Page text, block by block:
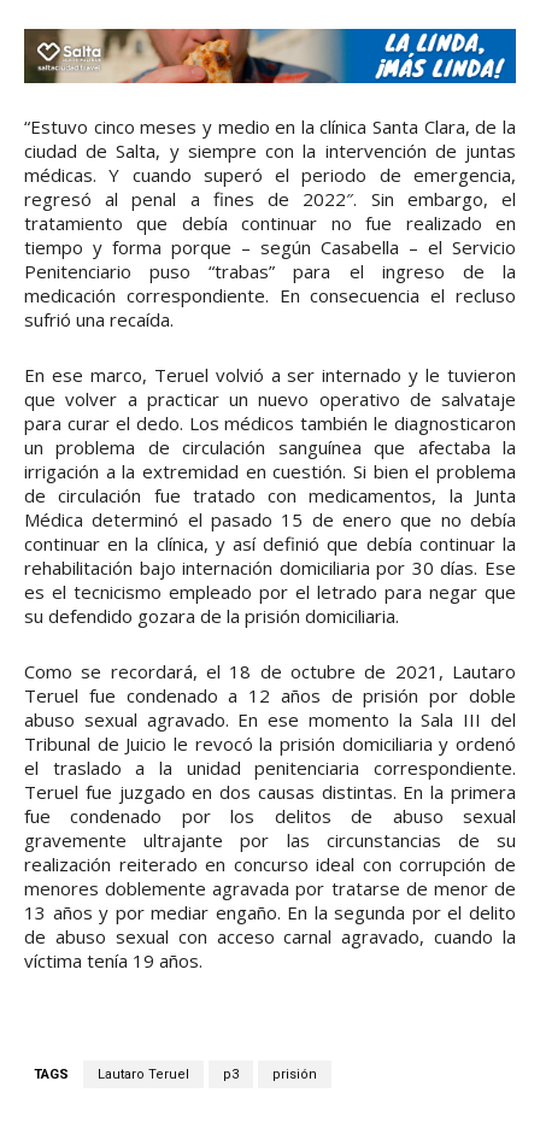
“Estuvo cinco meses y medio en la clínica Santa Clara, de la
ciudad de Salta, y siempre con la intervención de juntas
médicas. Y cuando superó el periodo de emergencia,
regresó al penal a fines de 2022″. Sin embargo, el
tratamiento que debía continuar no fue realizado en
tiempo y forma porque – según Casabella – el Servicio
Penitenciario puso “trabas” para el ingreso de la
medicación correspondiente. En consecuencia el recluso
sufrió una recaída.
En ese marco, Teruel volvió a ser internado y le tuvieron
que volver a practicar un nuevo operativo de salvataje
para curar el dedo. Los médicos también le diagnosticaron
un problema de circulación sanguínea que afectaba la
irrigación a la extremidad en cuestión. Si bien el problema
de circulación fue tratado con medicamentos, la Junta
Médica determinó el pasado 15 de enero que no debía
continuar en la clínica, y así definió que debía continuar la
rehabilitación bajo internación domiciliaria por 30 días. Ese
es el tecnicismo empleado por el letrado para negar que
su defendido gozara de la prisión domiciliaria.
Como se recordará, el 18 de octubre de 2021, Lautaro
Teruel fue condenado a 12 años de prisión por doble
abuso sexual agravado. En ese momento la Sala III del
Tribunal de Juicio le revocó la prisión domiciliaria y ordenó
el traslado a la unidad penitenciaria correspondiente.
Teruel fue juzgado en dos causas distintas. En la primera
fue condenado por los delitos de abuso sexual
gravemente ultrajante por las circunstancias de su
realización reiterado en concurso ideal con corrupción de
menores doblemente agravada por tratarse de menor de
13 años y por mediar engaño. En la segunda por el delito
de abuso sexual con acceso carnal agravado, cuando la
víctima tenía 19 años.
TAGS Lautaro Teruel p3 prisión